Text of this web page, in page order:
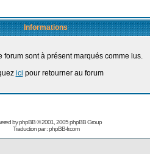
Informations
forum sont à présent marqués comme lus.
ici pour retourner au forum
byphpBB© 2001, 2005 phpBB Group
Traduction par :phpBB-fr.com